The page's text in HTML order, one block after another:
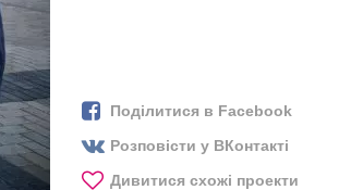
Поділитися в Facebook
Розповісти у ВКонтакті
Дивитися схожі проекти